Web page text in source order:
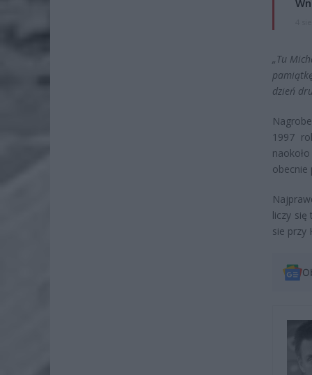
„Tu
dzień
1997
obecnie
liczy się
sie przy